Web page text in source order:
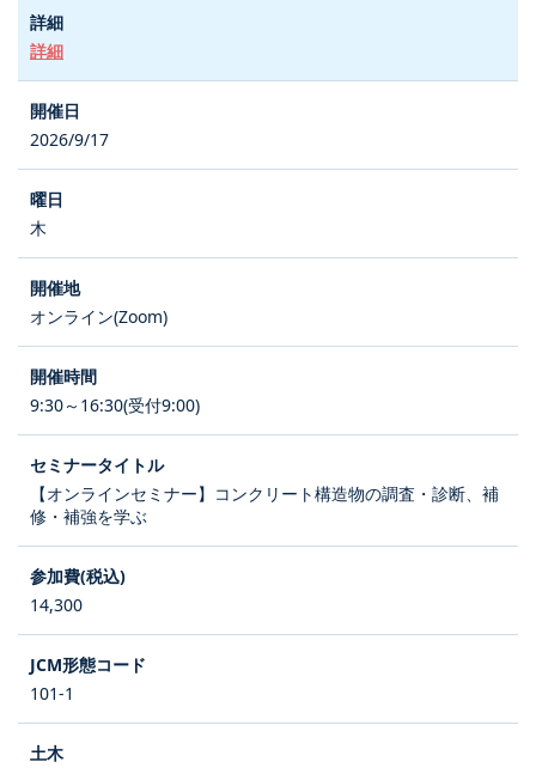
詳細
2026/9/17
木
オンライン(Zoom)
9:30～16:30(受付9:00)
【オンラインセミナー】コンクリート構造物の調査・診断、補
修・補強を学ぶ
14,300
101-1